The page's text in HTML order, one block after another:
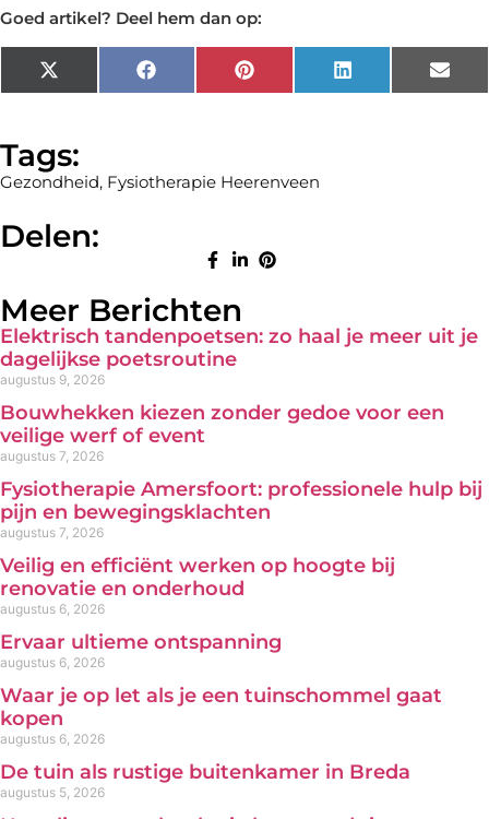
Goed artikel? Deel hem dan op:
X
(Twitter)
Facebook Pinterest LinkedIn
Tags:
Gezondheid, Fysiotherapie Heerenveen
Delen:
Meer Berichten
Elektrisch tandenpoetsen: zo haal je meer uit je
dagelijkse poetsroutine
augustus 9, 2026
Bouwhekken kiezen zonder gedoe voor een
veilige werf of event
augustus 7, 2026
Fysiotherapie Amersfoort: professionele hulp bij
pijn en bewegingsklachten
augustus 7, 2026
Veilig en efficiënt werken op hoogte bij
renovatie en onderhoud
augustus 6, 2026
Ervaar ultieme ontspanning
augustus 6, 2026
Waar je op let als je een tuinschommel gaat
kopen
augustus 6, 2026
De tuin als rustige buitenkamer in Breda
augustus 5, 2026